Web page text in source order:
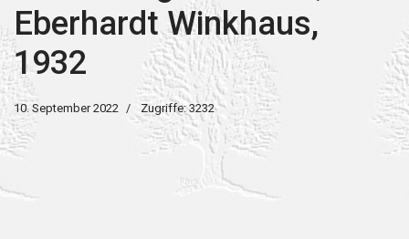
Eberhardt Winkhaus,
1932
10. September 2022 Zugriffe: 3232